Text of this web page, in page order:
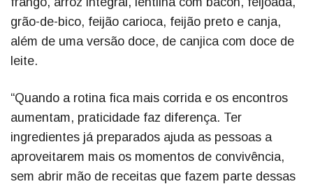
grão-de-bico, feijão carioca, feijão preto e canja,
além de uma versão doce, de canjica com doce de
leite.
“Quando a rotina fica mais corrida e os encontros
aumentam, praticidade faz diferença. Ter
ingredientes já preparados ajuda as pessoas a
aproveitarem mais os momentos de convivência,
sem abrir mão de receitas que fazem parte dessas